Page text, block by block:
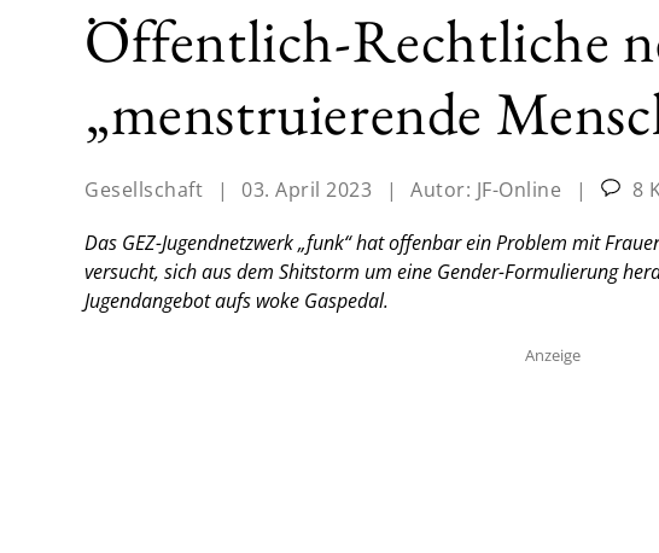
Öffentlich-Rechtliche
„menstruierende
Gesellschaft | 03. April 2023 | Autor: JF-Online |
8
Das GEZ-Jugendnetzwerk „funk“ hat offenbar ein Problem mit
versucht, sich aus dem Shitstorm um eine Gender-Formulierung
Jugendangebot aufs woke Gaspedal.
Anzeige